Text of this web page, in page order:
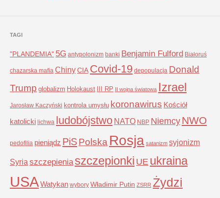
TAGI
"PLANDEMIA" 5G antypolonizm banki Benjamin Fulford Białoruś
chazarska mafia ChinyCIA Covid-19 depopulacja Donald
Trump globalizm Holokaust III RP II wojna światowa Izrael
Jarosław Kaczyński kontrola umysłu koronawirus Kościół
katolicki lichwa ludobójstwo NATO NBP NiemcyNWO
pedofilia pieniądz PiSPolska Rosja satanizm syjonizm
Syria szczepienia szczepionki UE ukraina
USAWatykan wybory Władimir Putin ZSRR Żydzi